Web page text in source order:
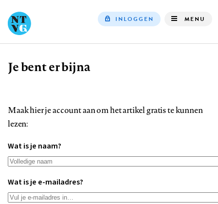
INLOGGEN MENU
Kruimelpad
Je bent er bijna
Maak hier je account aan om het artikel gratis te kunnen
lezen:
Wat is je naam?
Wat is je e-mailadres?